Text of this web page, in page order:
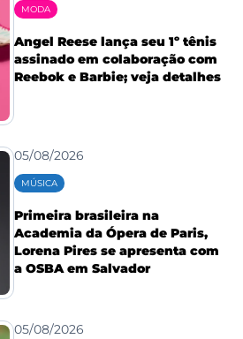
MODA
Angel Reese lança seu 1º tênis
assinado em colaboração com
Reebok e Barbie; veja detalhes
05/08/2026
MÚSICA
Primeira brasileira na
Academia da Ópera de Paris,
Lorena Pires se apresenta com
a OSBA em Salvador
05/08/2026